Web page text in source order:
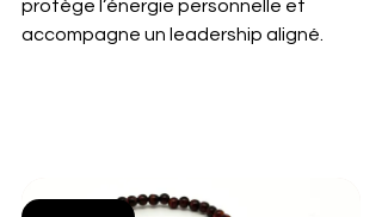
protège l’énergie personnelle et
accompagne un leadership aligné.